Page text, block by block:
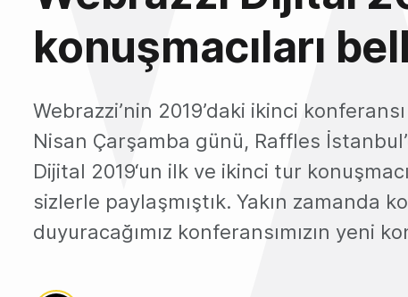
konuşmacıları
Webrazzi’nin 2019’daki ikinci
Nisan Çarşamba günü, Raffles
Dijital 2019‘un ilk ve ikinci tur
sizlerle paylaşmıştık. Yakın zamanda
duyuracağımız konferansımızın yeni